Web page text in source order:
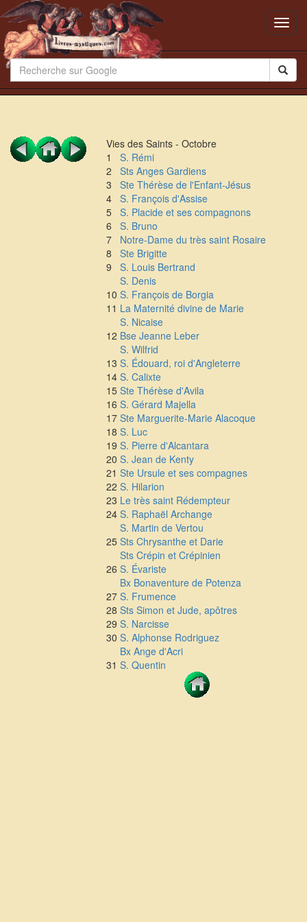
Vies des Saints - Octobre
1
S. Rémi
2
Sts Anges Gardiens
3
Ste Thérèse de l'Enfant-Jésus
4
S. François d'Assise
5
S. Placide et ses compagnons
6
S. Bruno
7
Notre-Dame du très saint Rosaire
8
Ste Brigitte
9
S. Louis Bertrand
S. Denis
10 S. François de Borgia
11 La Maternité divine de Marie
S. Nicaise
12 Bse Jeanne Leber
S. Wilfrid
13 S. Édouard, roi d'Angleterre
14S. Calixte
15Ste Thérèse d'Avila
16 S. Gérard Majella
17Ste Marguerite-Marie Alacoque
18 S. Luc
19 S. Pierre d'Alcantara
20 S. Jean de Kenty
21 Ste Ursule et ses compagnes
22 S. Hilarion
23 Le très saint Rédempteur
24S. Raphaël Archange
S. Martin de Vertou
25Sts Chrysanthe et Darie
Sts Crépin et Crépinien
26 S. Évariste
Bx Bonaventure de Potenza
27S. Frumence
28 Sts Simon et Jude, apôtres
29 S. Narcisse
30 S. Alphonse Rodriguez
Bx Ange d'Acri
31 S. Quentin